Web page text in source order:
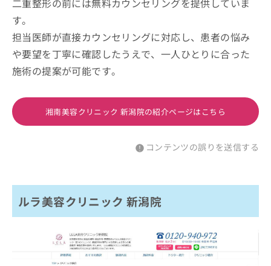
二重整形の前には無料カウンセリングを提供していま
す。
担当医師が直接カウンセリングに対応し、患者の悩み
や要望を丁寧に確認したうえで、一人ひとりに合った
施術の提案が可能です。
湘南美容クリニック 新潟院の紹介ページはこちら
コンテンツの誤りを送信する
ルラ美容クリニック 新潟院